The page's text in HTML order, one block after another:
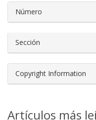
Número
Sección
Copyright Information
Artículos más